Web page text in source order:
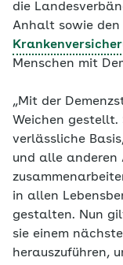
die
Anhalt sowie den
Menschen mit
„Mit der
Weichen
verlässliche
und alle anderen
in allen
gestalten. Nun
sie einem
herauszuführen,